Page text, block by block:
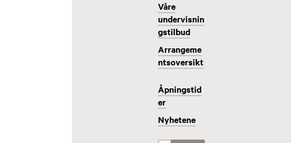
Våre
undervisnin
gstilbud
Arrangeme
ntsoversikt
Åpningstid
er
Nyhetene